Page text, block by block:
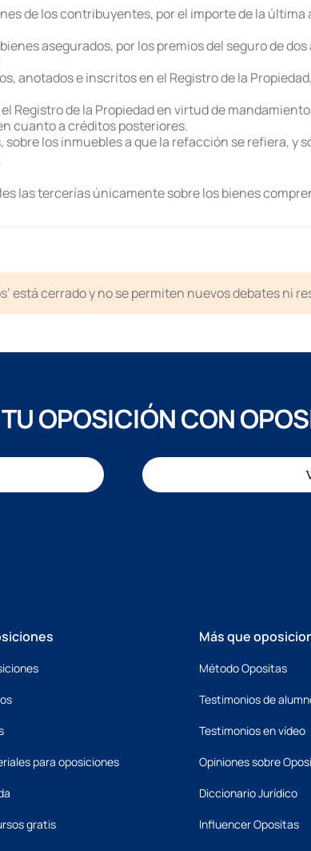
de los contribuyentes, por el importe de la
asegurados, por los premios del seguro de
anotados e inscritos en el Registro de la
Registro de la Propiedad en virtud de
cuanto a créditos posteriores.
los inmuebles a que la refacción se refiera, y
las tercerías únicamente sobre los bienes
está cerrado y no se permiten nuevos debates ni
OPOSICIÓN CON
para oposiciones
gratis
Más que
Método Opositas
Testimonios de
Testimonios en vídeo
Opiniones sobre
Diccionario Jurídico
Influencer Opositas